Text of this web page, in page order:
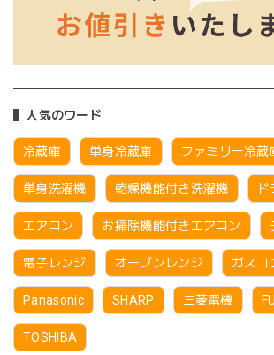
人気のワード
冷蔵庫 単身冷蔵庫 ファミリー冷蔵
単身洗濯機 乾燥機能付き洗濯機
エアコン お掃除機能付きエアコン
電子レンジ オーブンレンジ ガスコ
Panasonic SHARP 三菱電機
TOSHIBA